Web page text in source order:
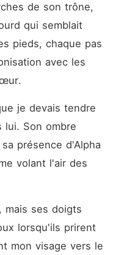
de son trône,
qui semblait
pieds, chaque pas
avec les
je devais tendre
lui. Son ombre
présence d'Alpha
volant l'air des
mais ses doigts
lorsqu'ils prirent
mon visage vers le